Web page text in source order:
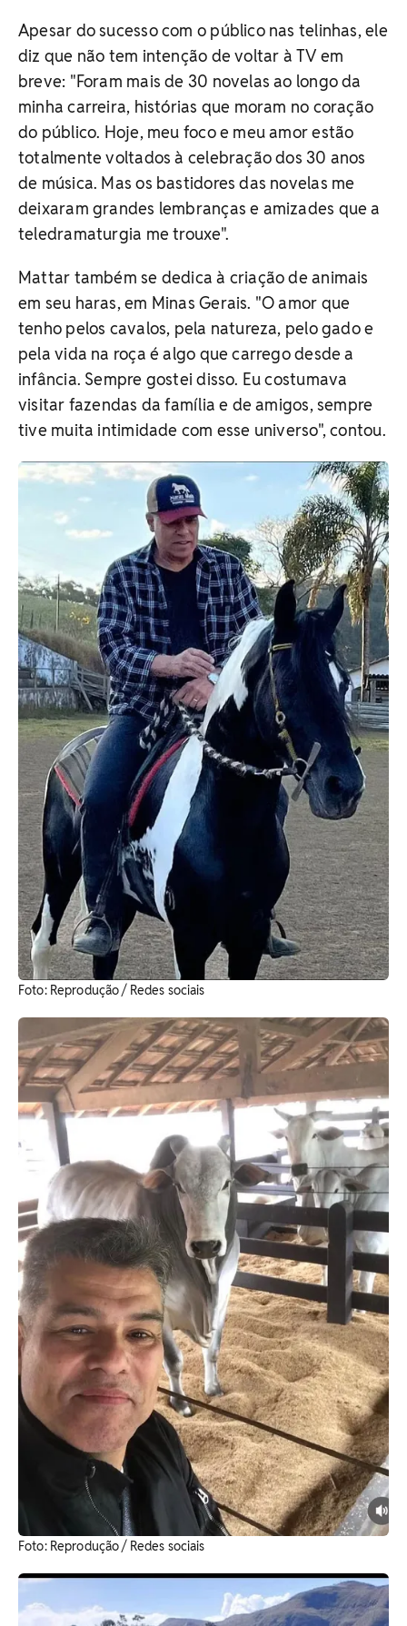
Apesar do sucesso com o público nas telinhas, ele
diz que não tem intenção de voltar à TV em
breve: "Foram mais de 30 novelas ao longo da
minha carreira, histórias que moram no coração
do público. Hoje, meu foco e meu amor estão
totalmente voltados à celebração dos 30 anos
de música. Mas os bastidores das novelas me
deixaram grandes lembranças e amizades que a
teledramaturgia me trouxe".
Mattar também se dedica à criação de animais
em seu haras, em Minas Gerais. "Oamor que
tenho pelos cavalos, pela natureza, pelo gado e
pela vida na roça é algo que carrego desde a
infância. Sempre gostei disso. Eu costumava
visitar fazendas da família e de amigos, sempre
tive muita intimidade com esse universo", contou.
​Foto: Reprodução / Redes sociais
​Foto: Reprodução / Redes sociais